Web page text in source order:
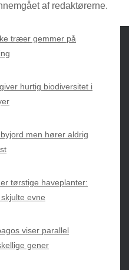
træer gemmer på
hurtig biodiversitet i
men hører aldrig
tørstige haveplanter:
evne
viser parallel
gener
af redaktørerne.
til alt inden for
råd, spændende
og nemme genveje til